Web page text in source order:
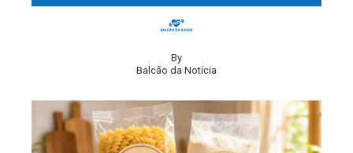
By
Balcão da Notícia